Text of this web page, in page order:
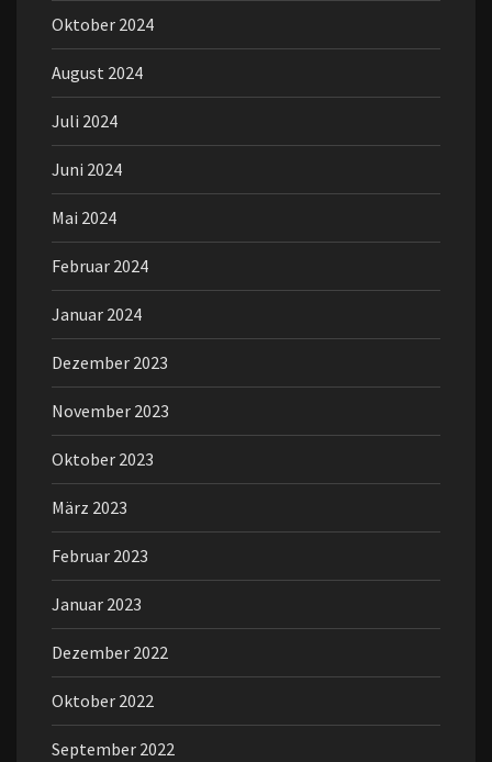
Oktober 2024
August 2024
Juli 2024
Juni 2024
Mai 2024
Februar 2024
Januar 2024
Dezember 2023
November 2023
Oktober 2023
März 2023
Februar 2023
Januar 2023
Dezember 2022
Oktober 2022
September 2022